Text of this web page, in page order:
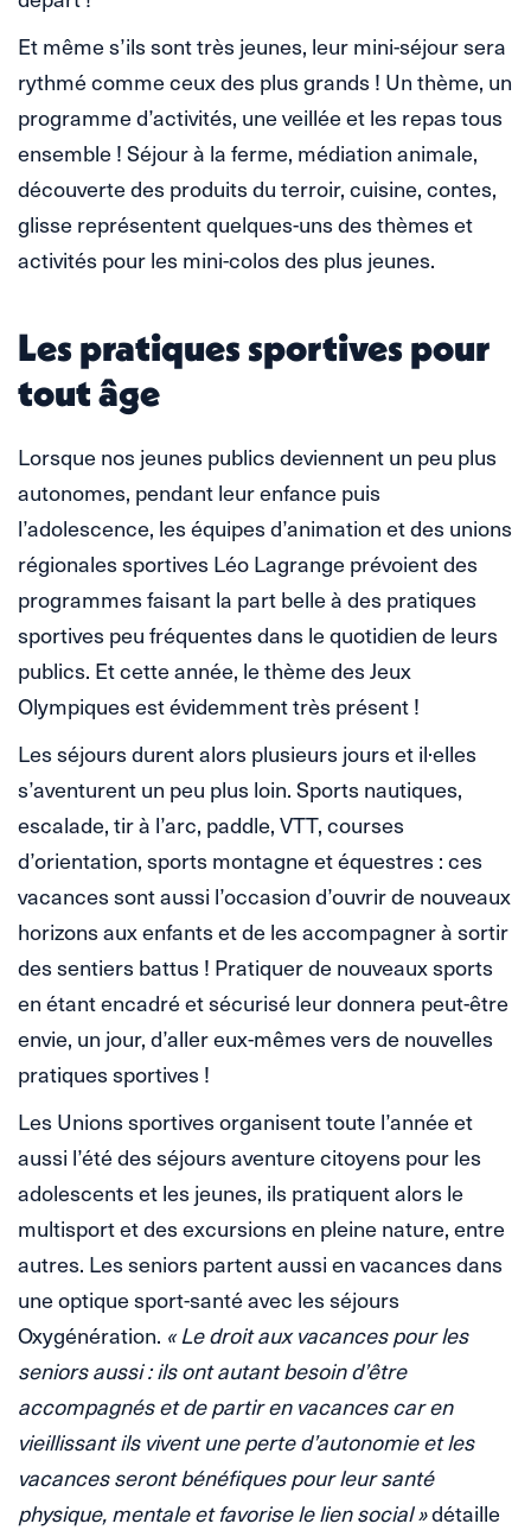
Et même s’ils sont très jeunes, leur mini-séjour sera
rythmé comme ceux des plus grands ! Un thème, un
programme d’activités, une veillée et les repas tous
ensemble ! Séjour à la ferme, médiation animale,
découverte des produits du terroir, cuisine, contes,
glisse représentent quelques-uns des thèmes et
activités pour les mini-colos des plus jeunes.
Les pratiques sportives pour
tout âge
Lorsque nos jeunes publics deviennent un peu plus
autonomes, pendant leur enfance puis
l’adolescence, les équipes d’animation et des unions
régionales sportives Léo Lagrange prévoient des
programmes faisant la part belle à des pratiques
sportives peu fréquentes dans le quotidien de leurs
publics. Et cette année, le thème des Jeux
Olympiques est évidemment très présent !
Les séjours durent alors plusieurs jours et il·elles
s’aventurent un peu plus loin. Sports nautiques,
escalade, tir à l’arc, paddle, VTT, courses
d’orientation, sports montagne et équestres : ces
vacances sont aussi l’occasion d’ouvrir de nouveaux
horizons aux enfants et de les accompagner à sortir
des sentiers battus ! Pratiquer de nouveaux sports
en étant encadré et sécurisé leur donnera peut-être
envie, un jour, d’aller eux-mêmes vers de nouvelles
pratiques sportives !
Les Unions sportives organisent toute l’année et
aussi l’été des séjours aventure citoyens pour les
adolescents et les jeunes, ils pratiquent alors le
multisport et des excursions en pleine nature, entre
autres. Les seniors partent aussi en vacances dans
une optique sport-santé avec les séjours
Oxygénération. « Le droit aux vacances pour les
seniors aussi : ils ont autant besoin d’être
accompagnés et de partir en vacances car en
vieillissant ils vivent une perte d’autonomie et les
vacances seront bénéfiques pour leur santé
physique, mentale et favorise le lien social »détaille